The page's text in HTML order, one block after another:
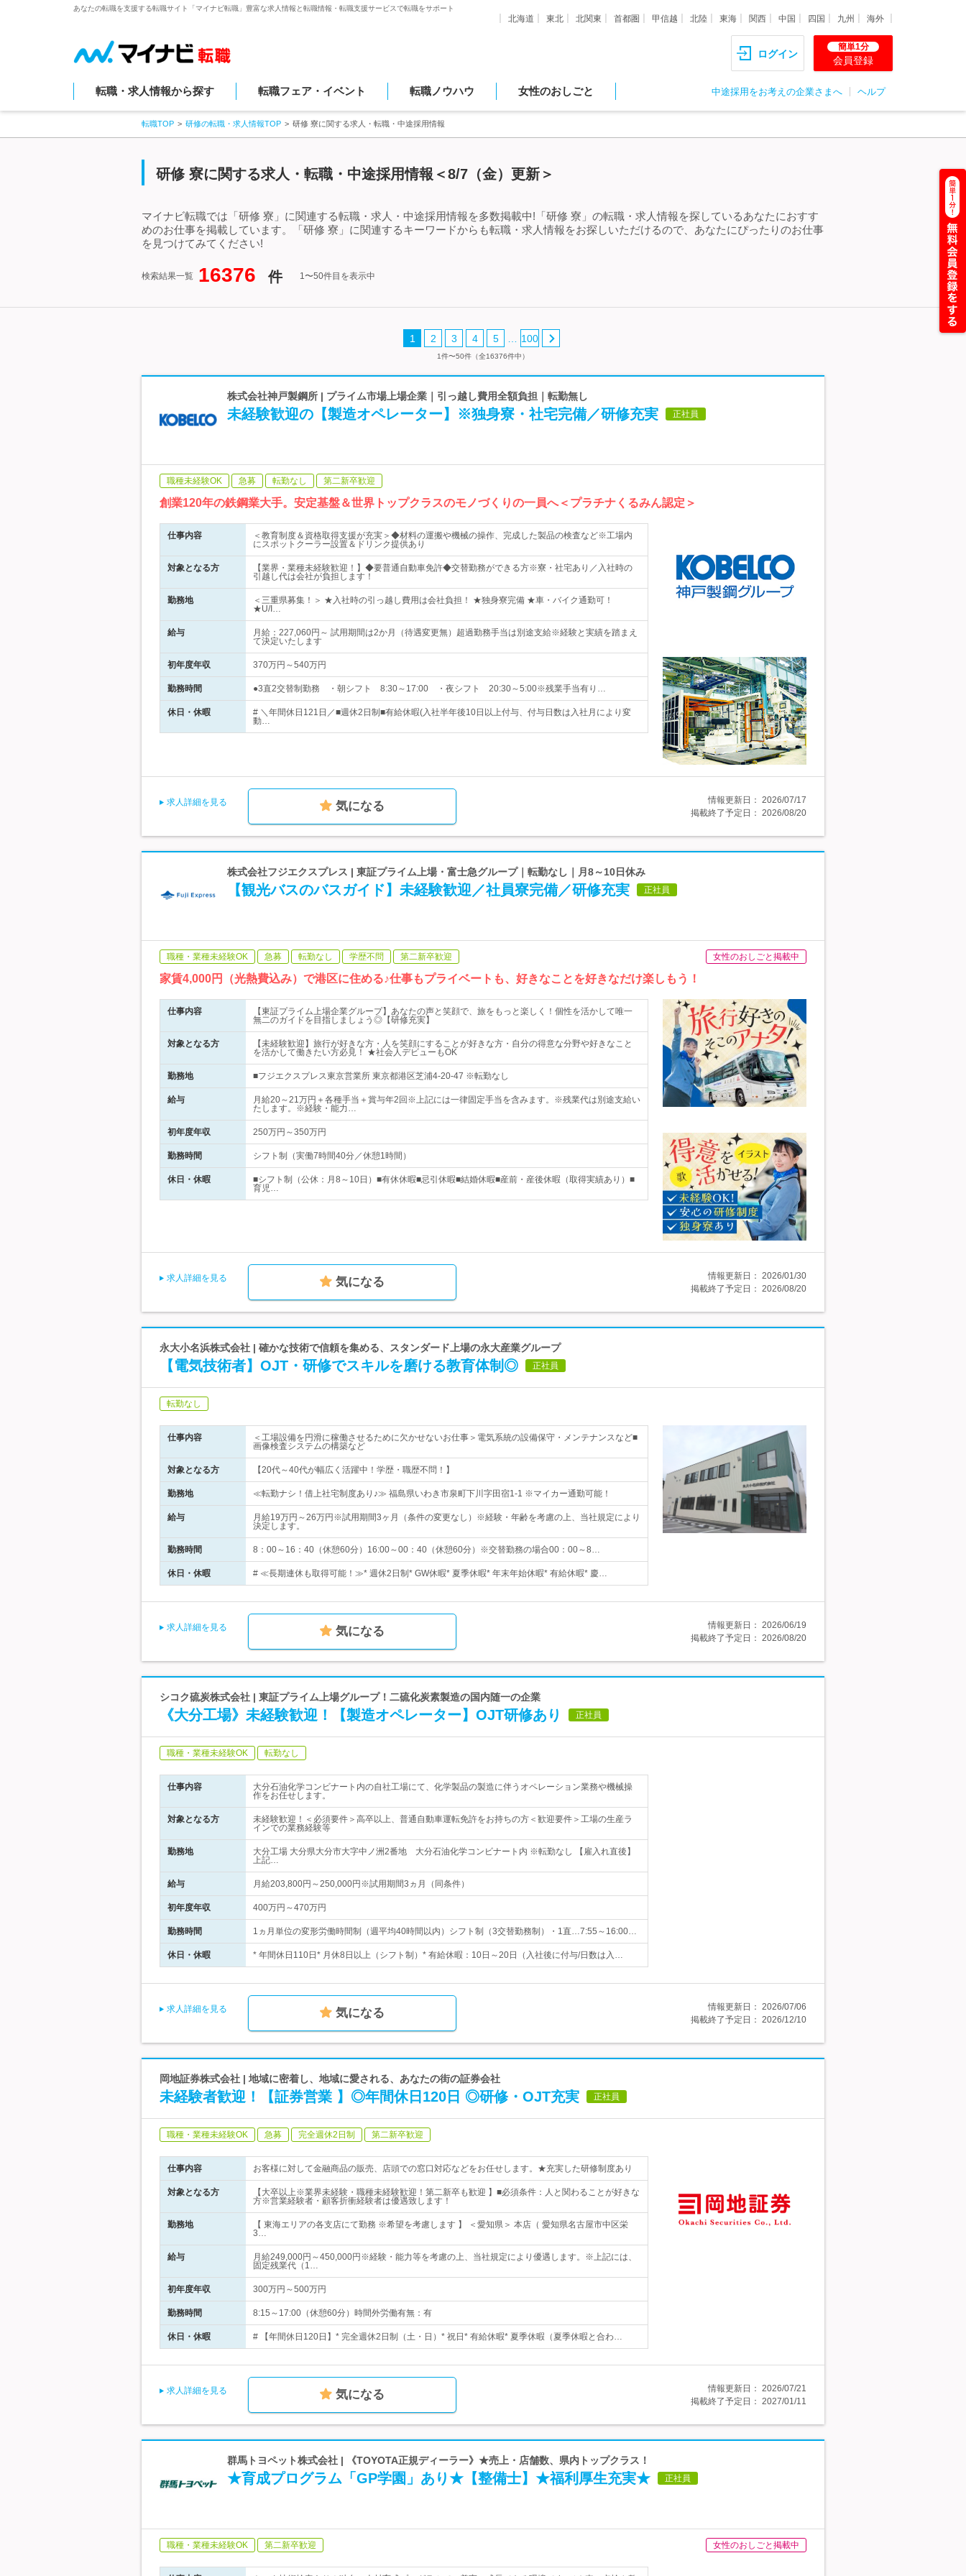
あなたの転職を支援する転職サイト「マイナビ転職」豊富な求人情報と転職情報・転職支援サービスで転職をサポート
北海道 東北 北関東 首都圏 甲信越 北陸 東海 関西 中国 四国 九州 海外
ログイン
簡単1分
会員登録
転職・求人情報から探す 転職フェア・イベント 転職ノウハウ 女性のおしごと 中途採用をお考えの企業さまへ ヘルプ
転職TOP 研修の転職・求人情報TOP 研修 寮に関する求人・転職・中途採用情報
研修 寮に関する求人・転職・中途採用情報＜8/7（金）更新＞
マイナビ転職では「研修 寮」に関連する転職・求人・中途採用情報を多数掲載中!「研修 寮」の転職・求人情報を探しているあなたにおすす
めのお仕事を掲載しています。「研修 寮」に関連するキーワードからも転職・求人情報をお探しいただけるので、あなたにぴったりのお仕事
を見つけてみてください!
検索結果一覧 16376 件 1〜50件目を表示中
1 2 3 4 5 100
1件〜50件（全16376件中）
株式会社神戸製鋼所 | プライム市場上場企業｜引っ越し費用全額負担｜転勤無し
未経験歓迎の【製造オペレーター】※独身寮・社宅完備／研修充実 正社員
職種未経験OK 急募 転勤なし 第二新卒歓迎
創業120年の鉄鋼業大手。安定基盤＆世界トップクラスのモノづくりの一員へ＜プラチナくるみん認定＞
仕事内容
＜教育制度＆資格取得支援が充実＞◆材料の運搬や機械の操作、完成した製品の検査など※工場内
にスポットクーラー設置＆ドリンク提供あり
対象となる方
【業界・業種未経験歓迎！】◆要普通自動車免許◆交替勤務ができる方※寮・社宅あり／入社時の
引越し代は会社が負担します！
勤務地
＜三重県募集！＞ ★入社時の引っ越し費用は会社負担！ ★独身寮完備 ★車・バイク通勤可！
★U/I…
給与
月給：227,060円～ 試用期間は2か月（待遇変更無）超過勤務手当は別途支給※経験と実績を踏まえ
て決定いたします
初年度年収 370万円～540万円
勤務時間 ●3直2交替制勤務 ・朝シフト 8:30～17:00 ・夜シフト 20:30～5:00※残業手当有り…
休日・休暇
# ＼年間休日121日／■週休2日制■有給休暇(入社半年後10日以上付与、付与日数は入社月により変
動…
求人詳細を見る 気になる 情報更新日： 2026/07/17
掲載終了予定日： 2026/08/20
株式会社フジエクスプレス | 東証プライム上場・富士急グループ｜転勤なし｜月8～10日休み
【観光バスのバスガイド】未経験歓迎／社員寮完備／研修充実 正社員
職種・業種未経験OK 急募 転勤なし 学歴不問 第二新卒歓迎 女性のおしごと掲載中
家賃4,000円（光熱費込み）で港区に住める♪仕事もプライベートも、好きなことを好きなだけ楽しもう！
仕事内容
【東証プライム上場企業グループ】あなたの声と笑顔で、旅をもっと楽しく！個性を活かして唯一
無二のガイドを目指しましょう◎【研修充実】
対象となる方
【未経験歓迎】旅行が好きな方・人を笑顔にすることが好きな方・自分の得意な分野や好きなこと
を活かして働きたい方必見！ ★社会人デビューもOK
勤務地 ■フジエクスプレス東京営業所 東京都港区芝浦4-20-47 ※転勤なし
給与
月給20～21万円＋各種手当＋賞与年2回※上記には一律固定手当を含みます。※残業代は別途支給い
たします。※経験・能力…
初年度年収 250万円～350万円
勤務時間 シフト制（実働7時間40分／休憩1時間）
休日・休暇
■シフト制（公休：月8～10日）■有休休暇■忌引休暇■結婚休暇■産前・産後休暇（取得実績あり）■
育児…
求人詳細を見る 気になる 情報更新日： 2026/01/30
掲載終了予定日： 2026/08/20
永大小名浜株式会社 | 確かな技術で信頼を集める、スタンダード上場の永大産業グループ
【電気技術者】OJT・研修でスキルを磨ける教育体制◎ 正社員
転勤なし
仕事内容
＜工場設備を円滑に稼働させるために欠かせないお仕事＞電気系統の設備保守・メンテナンスなど■
画像検査システムの構築など
対象となる方 【20代～40代が幅広く活躍中！学歴・職歴不問！】
勤務地 ≪転勤ナシ！借上社宅制度あり♪≫ 福島県いわき市泉町下川字田宿1-1 ※マイカー通勤可能！
給与
月給19万円～26万円※試用期間3ヶ月（条件の変更なし）※経験・年齢を考慮の上、当社規定により
決定します。
勤務時間 8：00～16：40（休憩60分）16:00～00：40（休憩60分）※交替勤務の場合00：00～8…
休日・休暇 # ≪長期連休も取得可能！≫* 週休2日制* GW休暇* 夏季休暇* 年末年始休暇* 有給休暇* 慶…
求人詳細を見る 気になる 情報更新日： 2026/06/19
掲載終了予定日： 2026/08/20
シコク硫炭株式会社 | 東証プライム上場グループ！二硫化炭素製造の国内随一の企業
《大分工場》未経験歓迎！【製造オペレーター】OJT研修あり 正社員
職種・業種未経験OK 転勤なし
仕事内容
大分石油化学コンビナート内の自社工場にて、化学製品の製造に伴うオペレーション業務や機械操
作をお任せします。
対象となる方
未経験歓迎！＜必須要件＞高卒以上、普通自動車運転免許をお持ちの方＜歓迎要件＞工場の生産ラ
インでの業務経験等
勤務地
大分工場 大分県大分市大字中ノ洲2番地 大分石油化学コンビナート内 ※転勤なし 【雇入れ直後】
上記…
給与 月給203,800円～250,000円※試用期間3ヵ月（同条件）
初年度年収 400万円～470万円
勤務時間 1ヵ月単位の変形労働時間制（週平均40時間以内）シフト制（3交替勤務制）・1直…7:55～16:00…
休日・休暇 * 年間休日110日* 月休8日以上（シフト制）* 有給休暇：10日～20日（入社後に付与/日数は入…
求人詳細を見る 気になる 情報更新日： 2026/07/06
掲載終了予定日： 2026/12/10
岡地証券株式会社 | 地域に密着し、地域に愛される、あなたの街の証券会社
未経験者歓迎！【証券営業 】◎年間休日120日 ◎研修・OJT充実 正社員
職種・業種未経験OK 急募 完全週休2日制 第二新卒歓迎
仕事内容 お客様に対して金融商品の販売、店頭での窓口対応などをお任せします。★充実した研修制度あり
対象となる方
【大卒以上※業界未経験・職種未経験歓迎！第二新卒も歓迎 】■必須条件：人と関わることが好きな
方※営業経験者・顧客折衝経験者は優遇致します！
勤務地
【 東海エリアの各支店にて勤務 ※希望を考慮します 】 ＜愛知県＞ 本店（ 愛知県名古屋市中区栄
3…
給与
月給249,000円～450,000円※経験・能力等を考慮の上、当社規定により優遇します。※上記には、
固定残業代（1…
初年度年収 300万円～500万円
勤務時間 8:15～17:00（休憩60分）時間外労働有無：有
休日・休暇 # 【年間休日120日】* 完全週休2日制（土・日）* 祝日* 有給休暇* 夏季休暇（夏季休暇と合わ…
求人詳細を見る 気になる 情報更新日： 2026/07/21
掲載終了予定日： 2027/01/11
群馬トヨペット株式会社 | 《TOYOTA正規ディーラー》★売上・店舗数、県内トップクラス！
★育成プログラム「GP学園」あり★【整備士】★福利厚生充実★ 正社員
職種・業種未経験OK 第二新卒歓迎 女性のおしごと掲載中